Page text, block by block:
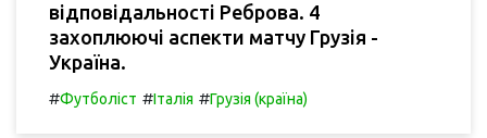
відповідальності Реброва. 4
захоплюючі аспекти матчу Грузія -
Україна.
#Футболіст #Італія #Грузія (країна)